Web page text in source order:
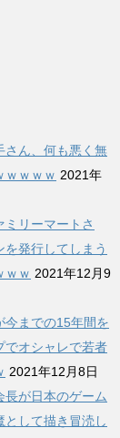
さん、何も悪く無
ｗｗｗｗ 2021年
ミリーマートさ
を発行してしまう
ｗｗ 2021年12月9
今までの15年間を
でオシャレで若者
2021年12月8日
が日本のゲーム
として描き冒涜し